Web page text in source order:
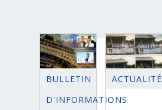
BULLETIN
D'INFORMATIONS
ACTUALITÉ